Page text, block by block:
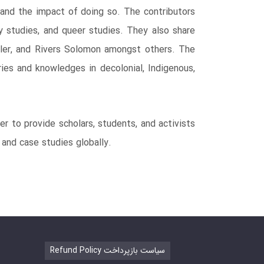
the impact of doing so. The contributors
and queer studies. They also share
and Rivers Solomon amongst others. The
and knowledges in decolonial, Indigenous,
to provide scholars, students, and activists
case studies globally.
Refund Policy سیاست بازپرداخت